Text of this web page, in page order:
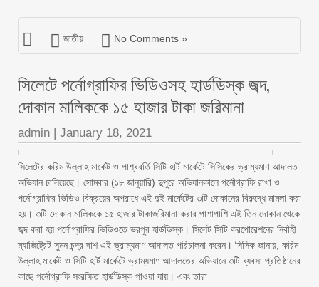
জাতীয় No Comments »
সিলেটে পর্নোগ্রাফির ভিডিওসহ হার্ডডিস্ক জব্দ,
দোকান মালিককে ১৫ হাজার টাকা জরিমানা
admin | January 18, 2021
সিলেটের করিম উল্লাহ মার্কেট ও পাশ্ববর্তি সিটি হার্ট মার্কেটে সিসিকের ভ্রাম্যমাণ আদালত
অভিযান চালিয়েছে। সোমবার (১৮ জানুয়ারি) দুপুরে অভিযানকালে পর্নোগ্রাফি রাখা ও
পর্নোগ্রাফির ভিডিও বিক্রয়ের অপরাধে এই দুই মার্কেটের ৩টি দোকানের বিরুদ্ধে মামলা করা
হয়। ৩টি দোকান মালিককে ১৫ হাজার টাকাজরিমানা করার পাশাপাশি এই তিন দোকান থেকে
জব্দ করা হয় পর্নোগ্রাফির ভিডিওতে ভরপুর হার্ডডিস্ক। সিলেট সিটি করপোরেশনের নির্বাহী
ম্যাজিট্রেট সুমন চন্দ্র দাশ এই ভ্রাম্যমাণ আদালত পরিচালনা করেন। সিসিক জানায়, করিম
উল্লাহ মার্কেট ও সিটি হার্ট মার্কেটে ভ্রাম্যমাণ আদালতের অভিযানে ৩টি ব্যবসা প্রতিষ্ঠানের
কাছে পর্নোগ্রাফি সংরক্ষিত হার্ডডিস্ক পাওয়া যায়। এবং তারা